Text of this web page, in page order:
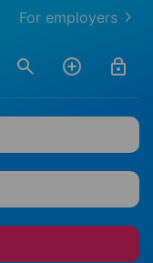
For employers